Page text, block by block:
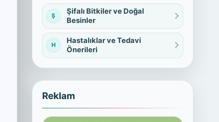
Ş
Şifalı Bitkiler ve Doğal
Besinler
H
Hastalıklar ve Tedavi
Önerileri
Reklam